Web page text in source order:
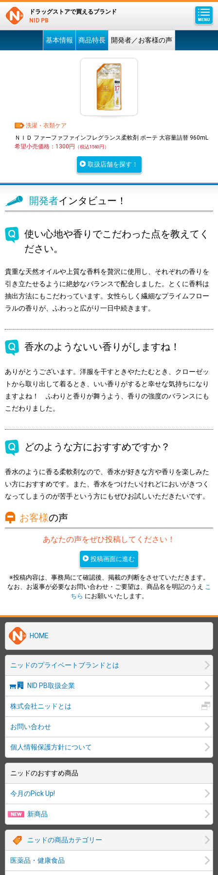
ドラッグストアで買えるブランド
NID PB
基本情報 商品特長 開発者／お客様の声
洗濯・衣類ケア
ＮＩＤ ファーファファインフレグランス柔軟剤 ボーテ 大容量詰替 960mL
希望小売価格：1300円
（税込1560円）
取扱店舗を探す！
開発者インタビュー！
使い心地や香りでこだわった点を教えてく
ださい。
貴重な天然オイルや上質な香料を贅沢に使用し、それぞれの香りを
引き立たせるように絶妙なバランスで配合しました。とくに香料は
抽出方法にもこだわっています。女性らしく繊細なプライムフロー
ラルの香りが、ふわっと広がり一日中続きます。
香水のようないい香りがしますね！
ありがとうございます。洋服を干すときやたたむとき、クローゼッ
トから取り出して着るとき、いい香りがすると幸せな気持ちになり
ますよね！ ふわりと香りが舞うよう、香りの強度のバランスにも
こだわりました。
どのような方におすすめですか？
香水のように香る柔軟剤なので、香水が好きな方や香りを楽しみた
い方におすすめです。また、香水をつけたいけれどにおいがきつく
なってしまうのが苦手という方にもぜひお試しいただきたいです。
お客様の声
あなたの声をぜひ投稿してください！
投稿画面に進む
※投稿内容は、事務局にて確認後、掲載の判断をさせていただきます。
なお、お返事が必要なお問い合わせ・ご要望は、商品名を明記のうえ こ
ちら にお願いいたします。
HOME
ニッドのプライベートブランドとは
NID PB取扱企業
株式会社ニッドとは
お問い合わせ
個人情報保護方針について
ニッドのおすすめ商品
今月のPick Up!
新商品
ニッドの商品カテゴリー
医薬品・健康食品